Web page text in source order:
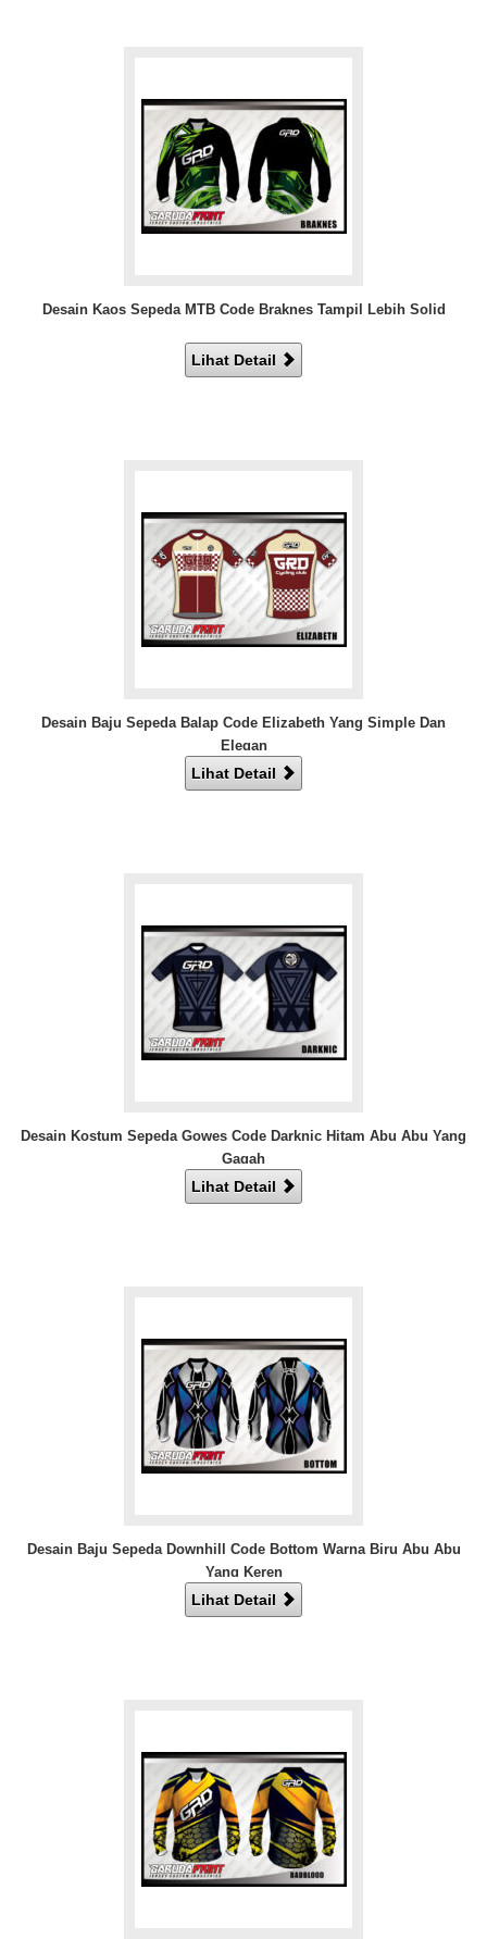
Desain Kaos Sepeda MTB Code Braknes Tampil Lebih Solid
Lihat Detail
Desain Baju Sepeda Balap Code Elizabeth Yang Simple Dan
Elegan
Lihat Detail
Desain Kostum Sepeda Gowes Code Darknic Hitam Abu Abu Yang
Gagah
Lihat Detail
Desain Baju Sepeda Downhill Code Bottom Warna Biru Abu Abu
Yang Keren
Lihat Detail